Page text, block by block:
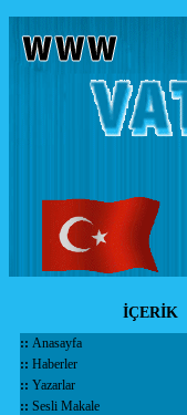
İÇERİK
:: Anasayfa
:: Haberler
:: Yazarlar
:: Sesli Makale